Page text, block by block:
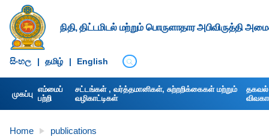
நிதி, திட்டமிடல் மற்றும் பொருளாதார அபிவிருத்தி
සිංහ​ල | தமிழ் | English
முகப்பு எம்மைப்
பற்றி
சட்டங்கள் , வர்த்தமானிகள், சுற்றறிக்கைகள் மற்றும்
வழிகாட்டிகள்
தகவல்
Home publications